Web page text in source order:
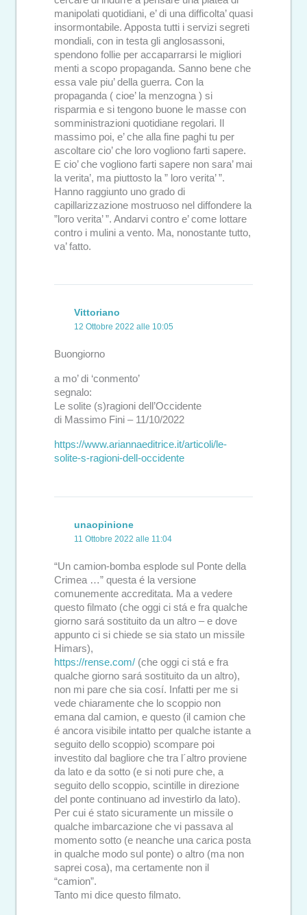
manipolati quotidiani, e’ di una difficolta’ quasi
insormontabile. Apposta tutti i servizi segreti
mondiali, con in testa gli anglosassoni,
spendono follie per accaparrarsi le migliori
menti a scopo propaganda. Sanno bene che
essa vale piu’ della guerra. Con la
propaganda ( cioe’ la menzogna ) si
risparmia e si tengono buone le masse con
somministrazioni quotidiane regolari. Il
massimo poi, e’ che alla fine paghi tu per
ascoltare cio’ che loro vogliono farti sapere.
E cio’ che vogliono farti sapere non sara’ mai
la verita’, ma piuttosto la ” loro verita’ ”.
Hanno raggiunto uno grado di
capillarizzazione mostruoso nel diffondere la
”loro verita’ ”. Andarvi contro e’ come lottare
contro i mulini a vento. Ma, nonostante tutto,
va’ fatto.
Vittoriano
12 Ottobre 2022 alle 10:05
Buongiorno
a mo’ di ‘conmento’
segnalo:
Le solite (s)ragioni dell’Occidente
di Massimo Fini – 11/10/2022
https://www.ariannaeditrice.it/articoli/le-
solite-s-ragioni-dell-occidente
unaopinione
11 Ottobre 2022 alle 11:04
“Un camion-bomba esplode sul Ponte della
Crimea …” questa é la versione
comunemente accreditata. Ma a vedere
questo filmato (che oggi ci stá e fra qualche
giorno sará sostituito da un altro – e dove
appunto ci si chiede se sia stato un missile
Himars),
https://rense.com/ (che oggi ci stá e fra
qualche giorno sará sostituito da un altro),
non mi pare che sia cosí. Infatti per me si
vede chiaramente che lo scoppio non
emana dal camion, e questo (il camion che
é ancora visibile intatto per qualche istante a
seguito dello scoppio) scompare poi
investito dal bagliore che tra l´altro proviene
da lato e da sotto (e si noti pure che, a
seguito dello scoppio, scintille in direzione
del ponte continuano ad investirlo da lato).
Per cui é stato sicuramente un missile o
qualche imbarcazione che vi passava al
momento sotto (e neanche una carica posta
in qualche modo sul ponte) o altro (ma non
saprei cosa), ma certamente non il
“camion”.
Tanto mi dice questo filmato.